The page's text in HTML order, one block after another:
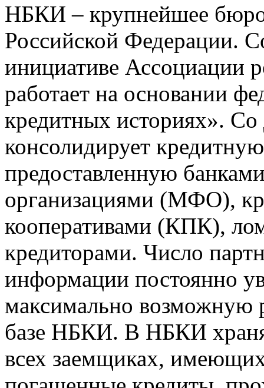
НБКИ – крупнейшее
Российской Федерации.
инициативе Ассоциации
работает на основании
кредитных историях».
консолидирует
предоставленную
организациями (МФО),
кооперативами (КПК),
кредиторами. Число
информации постоянно
максимально возможную
базе НБКИ. В НБКИ
всех заемщиках,